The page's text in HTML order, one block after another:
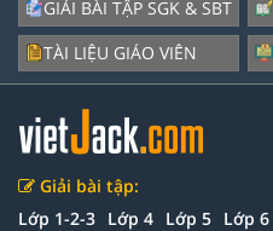
GIẢI BÀI TẬP SGK & SBT
TÀI LIỆU GIÁO VIÊN
Giải bài tập:
Lớp 1-2-3 Lớp 4 Lớp 5 Lớp 6